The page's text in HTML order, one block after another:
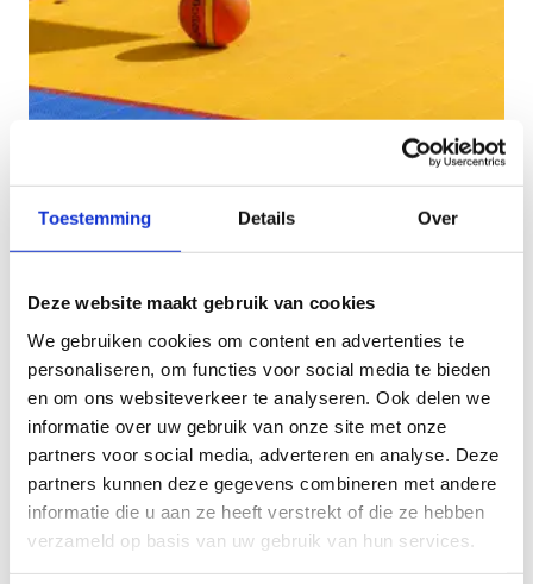
Toestemming Details Over
Deze website maakt gebruik van cookies
We gebruiken cookies om content en advertenties te
personaliseren, om functies voor social media te bieden
en om ons websiteverkeer te analyseren. Ook delen we
informatie over uw gebruik van onze site met onze
partners voor social media, adverteren en analyse. Deze
partners kunnen deze gegevens combineren met andere
informatie die u aan ze heeft verstrekt of die ze hebben
verzameld op basis van uw gebruik van hun services.